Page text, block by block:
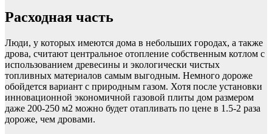
Расходная часть
Люди, у которых имеются дома в небольших городах, а также
дрова, считают центральное отопление собственным котлом с
использованием древесины и экологически чистых
топливных материалов самым выгодным. Немного дороже
обойдется вариант с природным газом. Хотя после установки
инновационной экономичной газовой плиты дом размером
даже 200-250 м2 можно будет отапливать по цене в 1.5-2 раза
дороже, чем дровами.